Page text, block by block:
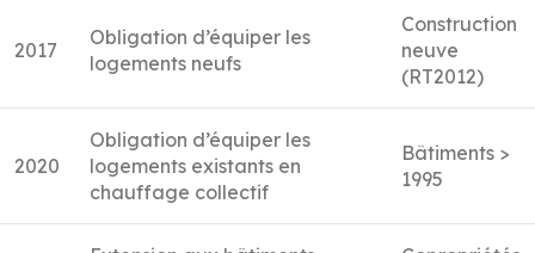
2017
Obligation d’équiper les
logements neufs
Construction
neuve
(RT2012)
2020
Obligation d’équiper les
logements existants en
chauffage collectif
Bâtiments >
1995